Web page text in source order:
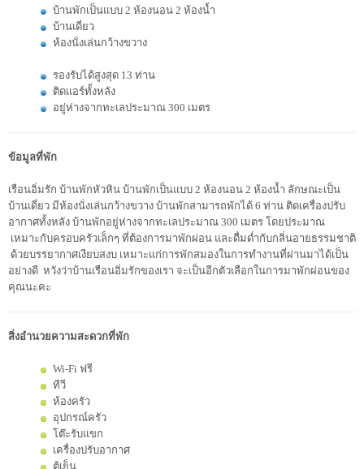
บ้านพักเป็นแบบ 2 ห้องนอน 2 ห้องน้ำ
บ้านเดี่ยว
ห้องนั่งเล่นกว้างขวาง
รองรับได้สูงสุด 13 ท่าน
ติดแอร์ทั้งหลัง
อยู่ห่างจากทะเลประมาณ 300 เมตร
ข้อมูลที่พัก
เรือนอิ่มรัก บ้านพักหัวหิน บ้านพักเป็นแบบ 2 ห้องนอน 2 ห้องน้ำ ลักษณะเป็น
บ้านเดี่ยว มีห้องนั่งเล่นกว้างขวาง บ้านพักสามารถพักได้ 6 ท่าน ติดเครื่องปรับ
อากาศทั้งหลัง บ้านพักอยู่ห่างจากทะเลประมาณ 300 เมตร โดยประมาณ
เหมาะกับครอบครัวเล็กๆ ที่ต้องการมาพักผ่อน และดื่มด่ำกับกลิ่นอายธรรมชาติ
ด้วยบรรยากาศเงียบสงบ เหมาะแก่การพักสมองในการทำงานที่ผ่านมาได้เป็น
อย่างดี หวังว่าบ้านเรือนอิ่มรักของเรา จะเป็นอีกตัวเลือกในการมาพักผ่อนของ
คุณนะคะ
สิ่งอำนวยความสะดวกที่พัก
Wi-Fi ฟรี
ทีวี
ห้องครัว
อุปกรณ์ครัว
โต๊ะรับแขก
เครื่องปรับอากาศ
ตู้เย็น